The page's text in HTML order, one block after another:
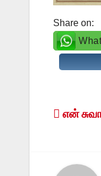
Share on:
Post
என்